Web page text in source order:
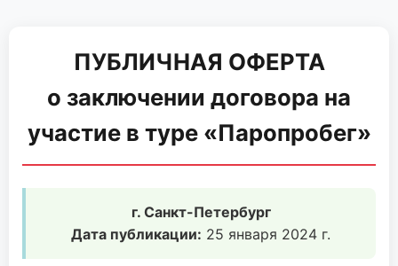
ПУБЛИЧНАЯ ОФЕРТА
о заключении договора на
участие в туре «Паропробег»
г. Санкт-Петербург
Дата публикации: 25 января 2024 г.